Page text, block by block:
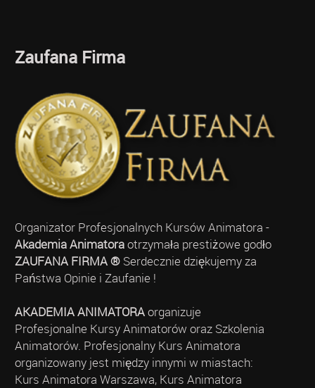
Zaufana Firma
Organizator Profesjonalnych Kursów Animatora -
Akademia Animatoraotrzymała prestiżowe godło
ZAUFANA FIRMA ®Serdecznie dziękujemy za
Państwa Opinie i Zaufanie !
AKADEMIA ANIMATORAorganizuje
Profesjonalne Kursy Animatorów oraz Szkolenia
Animatorów. Profesjonalny Kurs Animatora
organizowany jest między innymi w miastach:
Kurs Animatora Warszawa, Kurs Animatora